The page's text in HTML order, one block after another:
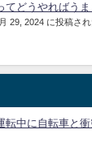
てどうやればうま
29, 2024 に投稿され
転中に自転車と